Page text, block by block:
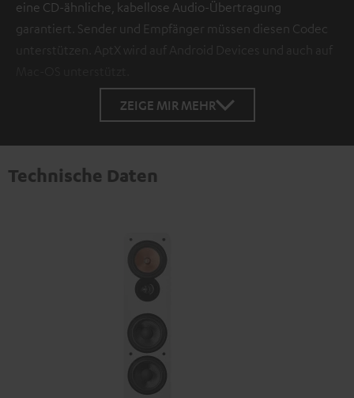
eine CD-ähnliche, kabellose Audio-Übertragung
garantiert. Sender und Empfänger müssen diesen Codec
unterstützen. AptX wird auf Android Devices und auch auf
ZEIGE MIR MEHR
Technische Daten